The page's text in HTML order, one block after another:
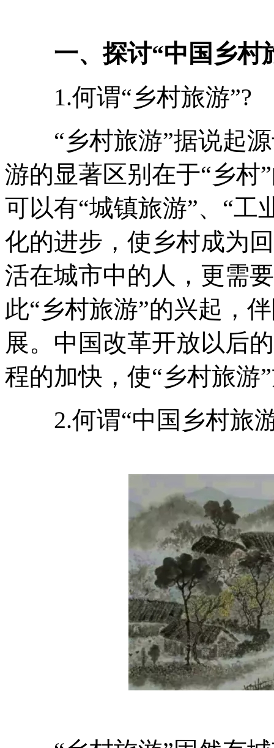
一、探讨“中国乡村
1.何谓“乡村旅游”?
“乡村旅游”据说起源
游的显著区别在于“乡村
可以有“城镇旅游”、“工
化的进步，使乡村成为
活在城市中的人，更需
此“乡村旅游”的兴起，
展。中国改革开放以后
程的加快，使“乡村旅游
2.何谓“中国乡村旅